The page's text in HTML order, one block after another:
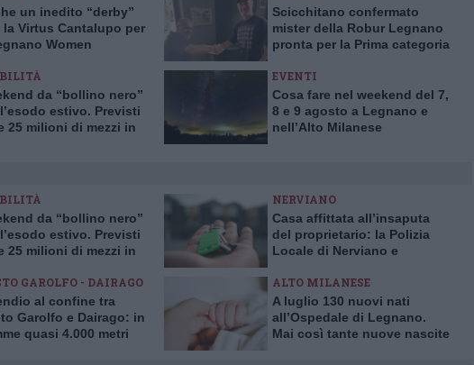
un inedito “derby”
la Virtus Cantalupo per
Women
Scicchitano confermato
mister della Robur Legnano
pronta per la Prima categoria
da “bollino nero”
estivo. Previsti
25 milioni di mezzi in
EVENTI
Cosa fare nel weekend del 7,
8 e 9 agosto a Legnano e
nell’Alto Milanese
da “bollino nero”
estivo. Previsti
25 milioni di mezzi in
NERVIANO
Casa affittata all’insaputa
del proprietario: la Polizia
Locale di Nerviano e
GAROLFO - DAIRAGO
al confine tra
Garolfo e Dairago: in
quasi 4.000 metri
ALTO MILANESE
A luglio 130 nuovi nati
all’Ospedale di Legnano.
Mai così tante nuove nascite